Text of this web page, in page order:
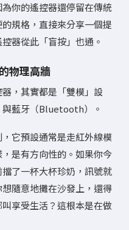
你的遙控器還停留在傳統
規格，直接來分享一個提
器從此「盲按」也通。
物理高牆
，其實都是「雙模」設
與藍牙（Bluetooth）。
它預設通常是走紅外線模
是有方向性的。如果你今
了一杯大杯珍奶，訊號就
隨意地攤在沙發上，還得
享受生活？這根本是在做